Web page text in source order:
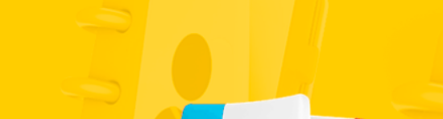
Directorio Obituario Contáctanos